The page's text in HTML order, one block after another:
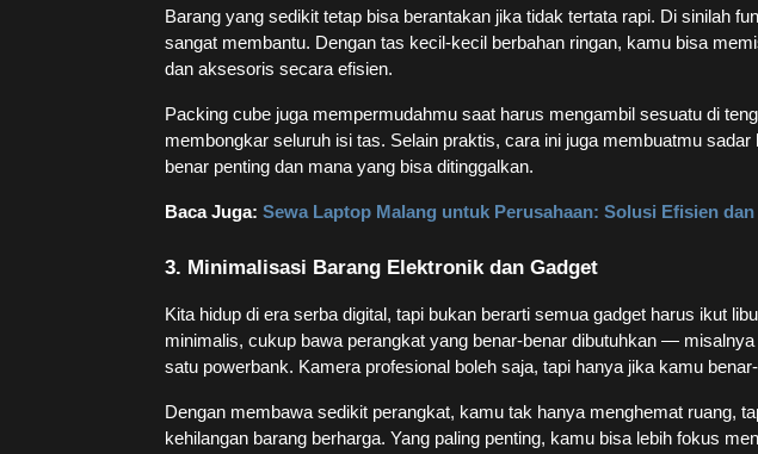
Barang yang sedikit tetap bisa berantakan jika tidak tertata rapi. Di sinilah
sangat membantu. Dengan tas kecil-kecil berbahan ringan, kamu bisa
dan aksesoris secara efisien.
Packing cube juga mempermudahmu saat harus mengambil sesuatu di
membongkar seluruh isi tas. Selain praktis, cara ini juga membuatmu sadar
benar penting dan mana yang bisa ditinggalkan.
Baca Juga: Sewa Laptop Malang untuk Perusahaan: Solusi Efisien
3. Minimalisasi Barang Elektronik dan Gadget
Kita hidup di era serba digital, tapi bukan berarti semua gadget harus ikut
minimalis, cukup bawa perangkat yang benar-benar dibutuhkan —
satu powerbank. Kamera profesional boleh saja, tapi hanya jika kamu
Dengan membawa sedikit perangkat, kamu tak hanya menghemat ruang,
kehilangan barang berharga. Yang paling penting, kamu bisa lebih fokus